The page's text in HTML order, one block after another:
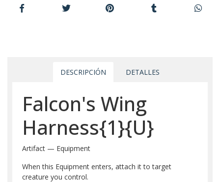
DESCRIPCIÓN DETALLES
Falcon's Wing
Harness{1}{U}
Artifact — Equipment
When this Equipment enters, attach it to target
creature you control.